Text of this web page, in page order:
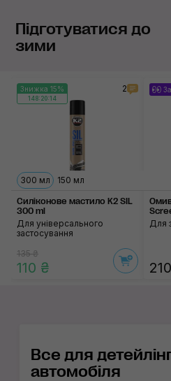
Підготуватися до
зими
Знижка 15%
148:20:14
2
300 мл 150 мл
Силіконове мастило K2 SIL
300 ml
Для універсального
застосування
135 ₴
110 ₴
Для
Все для
автомобіля